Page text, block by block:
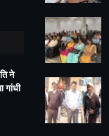
ने
गांधी